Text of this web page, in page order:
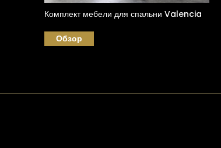
Комплект мебели для спальни Valencia
Обзор